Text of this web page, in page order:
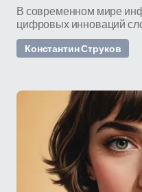
В современном мире
цифровых инноваций
Константин Струков